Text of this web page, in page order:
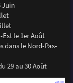
Juin
Est le 1er Août
dans le Nord-Pas-
29 au 30 Août